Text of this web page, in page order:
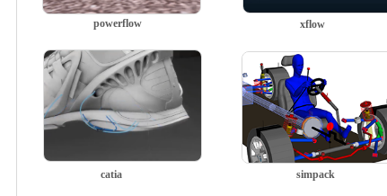
powerflow xflow
simpack
catia